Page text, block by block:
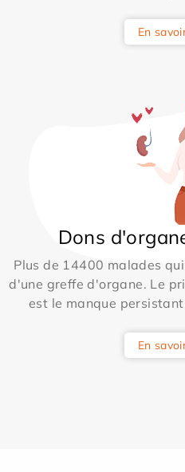
En
Dons
Plus de 14400 malades
d'une greffe d'organe. Le
est le manque
En